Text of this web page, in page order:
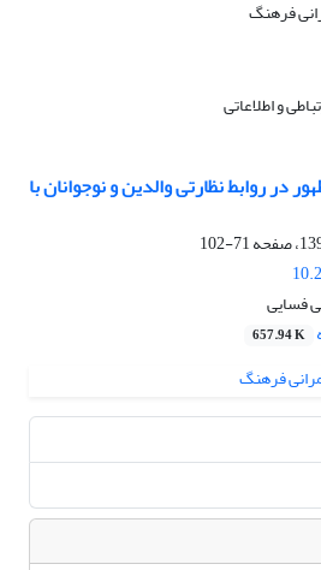
و اطلاعاتی
در روابط نظارتی والدین و نوجوانان با
71-102
فسایی
657.94 K